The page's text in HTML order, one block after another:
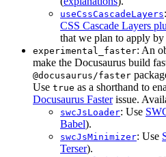
useCssCascadeLayers
CSS Cascade Layers
that we plan to apply
experimental_faster: An
make the Docusaurus build
@docusaurus/faster
Use true as a shorthand to
Docusaurus Fasterissue.
swcJsLoader: Use
Babel).
swcJsMinimizer: Use
Terser).